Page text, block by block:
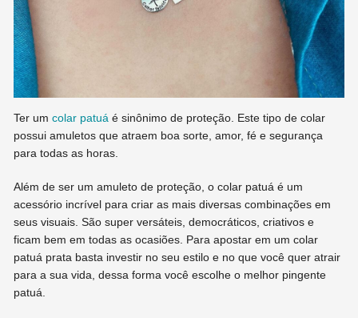
Ter umcolar patuá é sinônimo de proteção. Este tipo de colar
possui amuletos que atraem boa sorte, amor, fé e segurança
para todas as horas.
Além de ser um amuleto de proteção, o colar patuá é um
acessório incrível para criar as mais diversas combinações em
seus visuais. São super versáteis, democráticos, criativos e
ficam bem em todas as ocasiões. Para apostar em um colar
patuá prata basta investir no seu estilo e no que você quer atrair
para a sua vida, dessa forma você escolhe o melhor pingente
patuá.